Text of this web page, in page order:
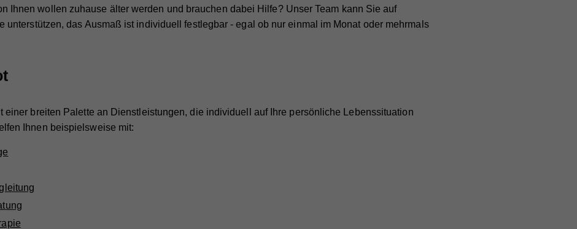
Ihnen wollen zuhause älter werden und brauchen dabei Hilfe? Unser Team kann Sie auf
unterstützen, das Ausmaß ist individuell festlegbar - egal ob nur einmal im Monat oder mehrmals
einer breiten Palette an Dienstleistungen, die individuell auf Ihre persönliche Lebenssituation
Ihnen beispielsweise mit: